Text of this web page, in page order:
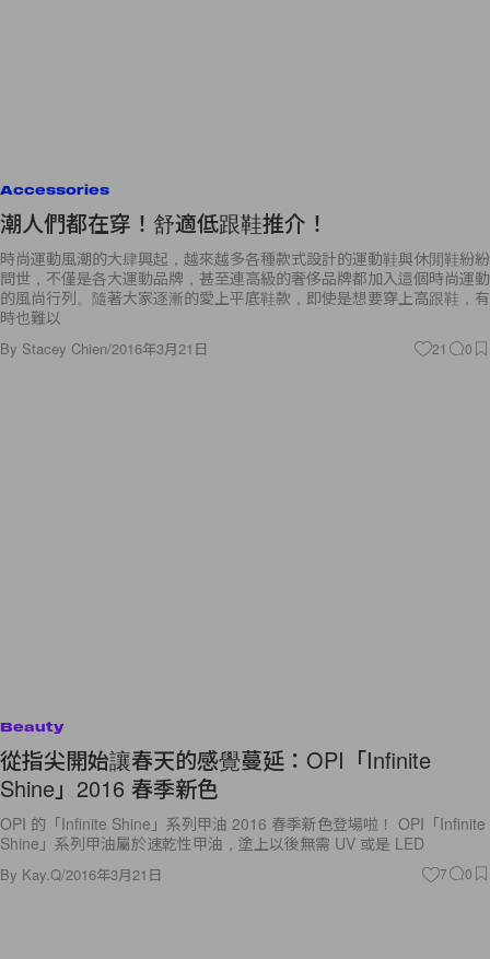
Accessories
潮人們都在穿！舒適低跟鞋推介！
時尚運動風潮的大肆興起，越來越多各種款式設計的運動鞋與休閒鞋紛紛
問世，不僅是各大運動品牌，甚至連高級的奢侈品牌都加入這個時尚運動
的風尚行列。隨著大家逐漸的愛上平底鞋款，即使是想要穿上高跟鞋，有
時也難以
By Stacey Chien/2016年3月21日 21 0
Beauty
從指尖開始讓春天的感覺蔓延：OPI「Infinite
Shine」2016 春季新色
OPI 的「Infinite Shine」系列甲油 2016 春季新色登場啦！ OPI「Infinite
Shine」系列甲油屬於速乾性甲油，塗上以後無需 UV 或是 LED
By Kay.Q/2016年3月21日 7 0